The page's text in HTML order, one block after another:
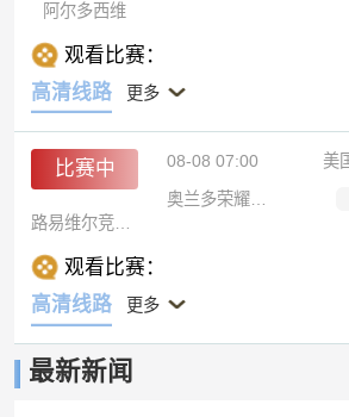
阿尔多西维
观看比赛：
高清线路
更多
比赛中 08-08 07:00
美
奥兰多荣耀女足
路易维尔竞技女足
观看比赛：
高清线路
更多
最新新闻